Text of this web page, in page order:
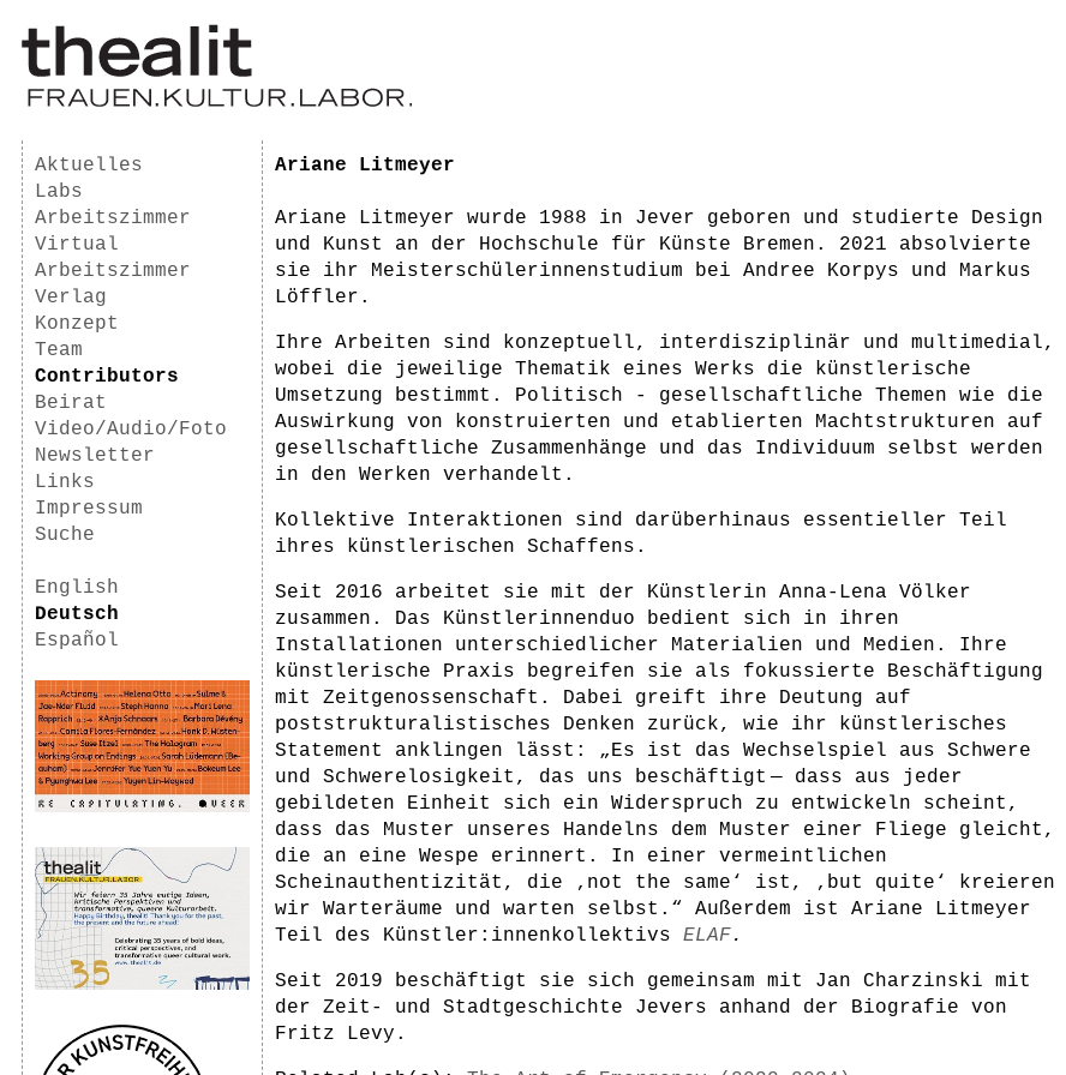
Aktuelles
Labs
Arbeitszimmer
Virtual
Arbeitszimmer
Verlag
Konzept
Team
Contributors
Beirat
Video/Audio/Foto
Newsletter
Links
Impressum
Suche
English
Deutsch
Español
Ariane Litmeyer
Ariane Litmeyer wurde 1988 in Jever geboren und studierte Design
und Kunst an der Hochschule für Künste Bremen. 2021 absolvierte
sie ihr Meisterschülerinnenstudium bei Andree Korpys und Markus
Löffler.
Ihre Arbeiten sind konzeptuell, interdisziplinär und multimedial,
wobei die jeweilige Thematik eines Werks die künstlerische
Umsetzung bestimmt. Politisch - gesellschaftliche Themen wie die
Auswirkung von konstruierten und etablierten Machtstrukturen auf
gesellschaftliche Zusammenhänge und das Individuum selbst werden
in den Werken verhandelt.
Kollektive Interaktionen sind darüberhinaus essentieller Teil
ihres künstlerischen Schaffens.
Seit 2016 arbeitet sie mit der Künstlerin Anna-Lena Völker
zusammen. Das Künstlerinnenduo bedient sich in ihren
Installationen unterschiedlicher Materialien und Medien. Ihre
künstlerische Praxis begreifen sie als fokussierte Beschäftigung
mit Zeitgenossenschaft. Dabei greift ihre Deutung auf
poststrukturalistisches Denken zurück, wie ihr künstlerisches
Statement anklingen lässt: „Es ist das Wechselspiel aus Schwere
und Schwerelosigkeit, das uns beschäftigt — dass aus jeder
gebildeten Einheit sich ein Widerspruch zu entwickeln scheint,
dass das Muster unseres Handelns dem Muster einer Fliege gleicht,
die an eine Wespe erinnert. In einer vermeintlichen
Scheinauthentizität, die ‚not the same‘ ist, ‚but quite‘ kreieren
wir Warteräume und warten selbst.“ Außerdem ist Ariane Litmeyer
Teil des Künstler:innenkollektivs ELAF.
Seit 2019 beschäftigt sie sich gemeinsam mit Jan Charzinski mit
der Zeit- und Stadtgeschichte Jevers anhand der Biografie von
Fritz Levy.